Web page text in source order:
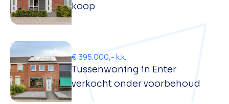
koop
Tussenwoning in Enter
verkocht onder voorbehoud
€ 395.000,- k.k.